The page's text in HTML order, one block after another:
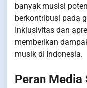
banyak musisi
berkontribusi pada
Inklusivitas dan
memberikan
musik di Indonesia.
Peran Media